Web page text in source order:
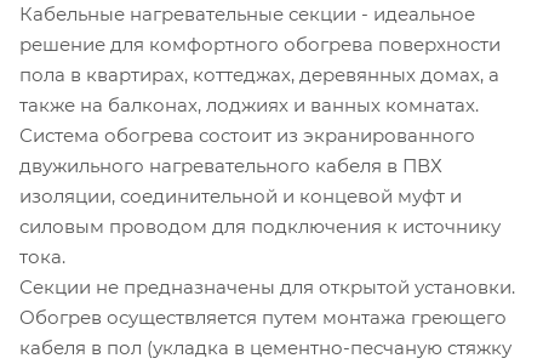
Кабельные нагревательные секции - идеальное
решение для комфортного обогрева поверхности
пола в квартирах, коттеджах, деревянных домах, а
также на балконах, лоджиях и ванных комнатах.
Система обогрева состоит из экранированного
двужильного нагревательного кабеля в ПВХ
изоляции, соединительной и концевой муфт и
силовым проводом для подключения к источнику
тока.
Секции не предназначены для открытой установки.
Обогрев осуществляется путем монтажа греющего
кабеля в пол (укладка в цементно-песчаную стяжку